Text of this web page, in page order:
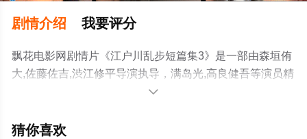
剧情介绍 我要评分
飘花电影网剧情片《江户川乱步短篇集3》是一部由森垣侑
大,佐藤佐吉,渋江修平导演执导，满岛光,高良健吾等演员精
彩演绎的日本电影，大结局剧情已揭晓（1-3全集），手机
相关信息可移步至豆瓣电影、电视猫或剧情网等平台了

猜你喜欢